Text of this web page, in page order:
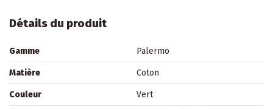
Détails du produit
Gamme Palermo
Matière Coton
Couleur Vert